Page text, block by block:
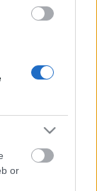
or
újra, illetve
ma reggel
hogy